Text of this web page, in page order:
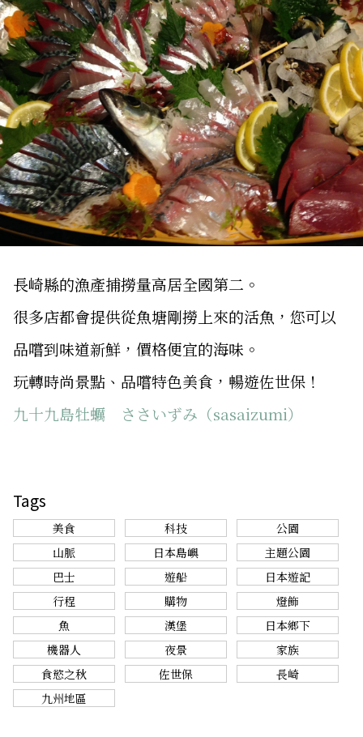
長崎縣的漁產捕撈量高居全國第二。
很多店都會提供從魚塘剛撈上來的活魚，您可以
品嚐到味道新鮮，價格便宜的海味。
玩轉時尚景點、品嚐特色美食，暢遊佐世保！
九十九島牡蠣 ささいずみ（sasaizumi）
Tags
美食 科技
公園
山脈
日本島嶼
主題公園
巴士
遊船
日本遊記
行程
購物
燈飾
魚
漢堡
日本鄉下
機器人
夜景
家族
食慾之秋
佐世保
長崎
九州地區